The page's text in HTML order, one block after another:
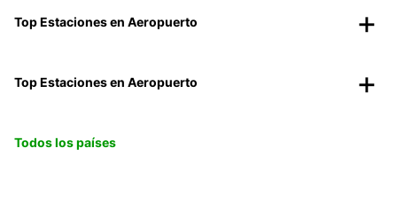
Top Estaciones en Aeropuerto
Top Estaciones en Aeropuerto
Todos los países